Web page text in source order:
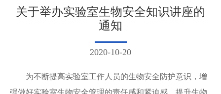
关于举办实验室生物安全知识讲座的
通知
2020-10-20
为不断提高实验室工作人员的生物安全防护意识，增